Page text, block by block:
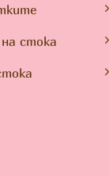
стока